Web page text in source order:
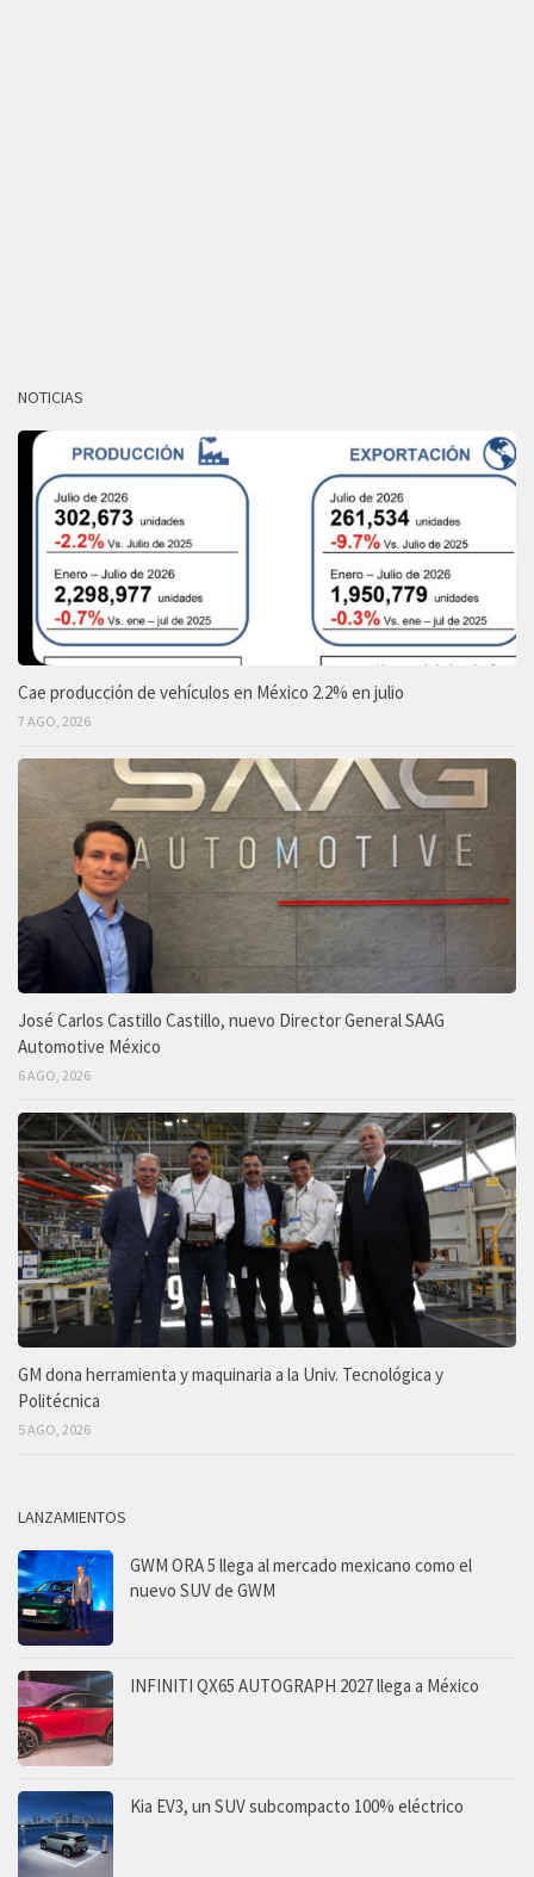
NOTICIAS
Cae producción de vehículos en México 2.2% en julio
7 AGO, 2026
José Carlos Castillo Castillo, nuevo Director General SAAG
Automotive México
6 AGO, 2026
GM dona herramienta y maquinaria a la Univ. Tecnológica y
Politécnica
5 AGO, 2026
LANZAMIENTOS
GWM ORA 5 llega al mercado mexicano como el
nuevo SUV de GWM
INFINITI QX65 AUTOGRAPH 2027 llega a México
Kia EV3, un SUV subcompacto 100% eléctrico